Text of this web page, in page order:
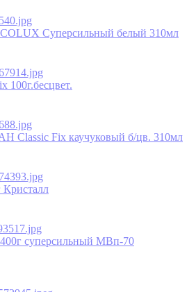
Суперсильный белый 310мл
Classic Fix каучуковый б/цв. 310мл
суперсильный МВп-70